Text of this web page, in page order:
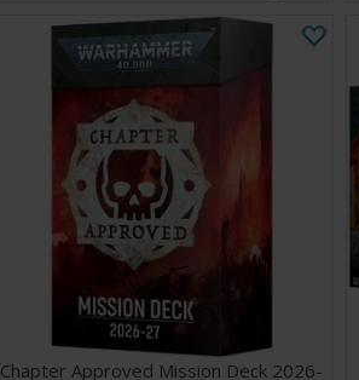
Chapter Approved Mission Deck 2026-